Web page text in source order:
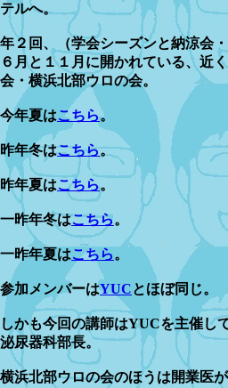
テルへ。
年２回、（学会シーズンと納涼会
６月と１１月に開かれている、近
会・横浜北部ウロの会。
今年夏はこちら。
昨年冬はこちら。
昨年夏はこちら。
一昨年冬はこちら。
一昨年夏はこちら。
参加メンバーはYUCとほぼ同じ。
しかも今回の講師はYUCを主催し
泌尿器科部長。
横浜北部ウロの会のほうは開業医